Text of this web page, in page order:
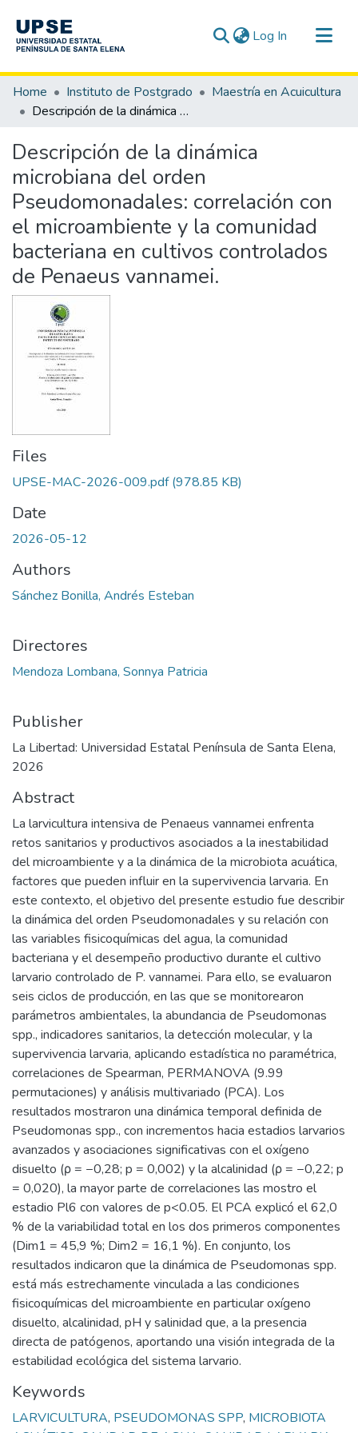
Log In (current)
Communities & Collections
All of DSpace
Home Instituto de Postgrado
Maestría en Acuicultura
Descripción de la dinámica microbiana del orden Pseudomonadales: correlación con el microambiente y la comunidad bacteriana en cultivos controlados de Penaeus vannamei.
Descripción de la dinámica
microbiana del orden
Pseudomonadales: correlación con
el microambiente y la comunidad
bacteriana en cultivos controlados
de Penaeus vannamei.
Files
UPSE-MAC-2026-009.pdf(978.85 KB)
Date
2026-05-12
Authors
Sánchez Bonilla, Andrés Esteban
Directores
Mendoza Lombana, Sonnya Patricia
Publisher
La Libertad: Universidad Estatal Península de Santa Elena,
2026
Abstract
La larvicultura intensiva de Penaeus vannamei enfrenta
retos sanitarios y productivos asociados a la inestabilidad
del microambiente y a la dinámica de la microbiota acuática,
factores que pueden influir en la supervivencia larvaria. En
este contexto, el objetivo del presente estudio fue describir
la dinámica del orden Pseudomonadales y su relación con
las variables fisicoquímicas del agua, la comunidad
bacteriana y el desempeño productivo durante el cultivo
larvario controlado de P. vannamei. Para ello, se evaluaron
seis ciclos de producción, en las que se monitorearon
parámetros ambientales, la abundancia de Pseudomonas
spp., indicadores sanitarios, la detección molecular, y la
supervivencia larvaria, aplicando estadística no paramétrica,
correlaciones de Spearman, PERMANOVA (9.99
permutaciones) y análisis multivariado (PCA). Los
resultados mostraron una dinámica temporal definida de
Pseudomonas spp., con incrementos hacia estadios larvarios
avanzados y asociaciones significativas con el oxígeno
disuelto (ρ = −0,28; p = 0,002) y la alcalinidad (ρ = −0,22; p
= 0,020), la mayor parte de correlaciones las mostro el
estadio Pl6 con valores de p<0.05. El PCA explicó el 62,0
% de la variabilidad total en los dos primeros componentes
(Dim1 = 45,9 %; Dim2 = 16,1 %). En conjunto, los
resultados indicaron que la dinámica de Pseudomonas spp.
está más estrechamente vinculada a las condiciones
fisicoquímicas del microambiente en particular oxígeno
disuelto, alcalinidad, pH y salinidad que, a la presencia
directa de patógenos, aportando una visión integrada de la
estabilidad ecológica del sistema larvario.
Keywords
LARVICULTURA, PSEUDOMONAS SPP, MICROBIOTA